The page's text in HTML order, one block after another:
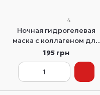
4
Ночная гидрогелевая
маска с коллагеном для
эластичности кожи
Biodance Bio-Collagen
Real Deep Mask 1 шт
195 грн